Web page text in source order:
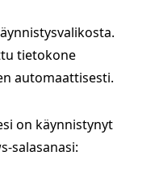
tietokone
automaattisesti.
on käynnistynyt
salasanasi: